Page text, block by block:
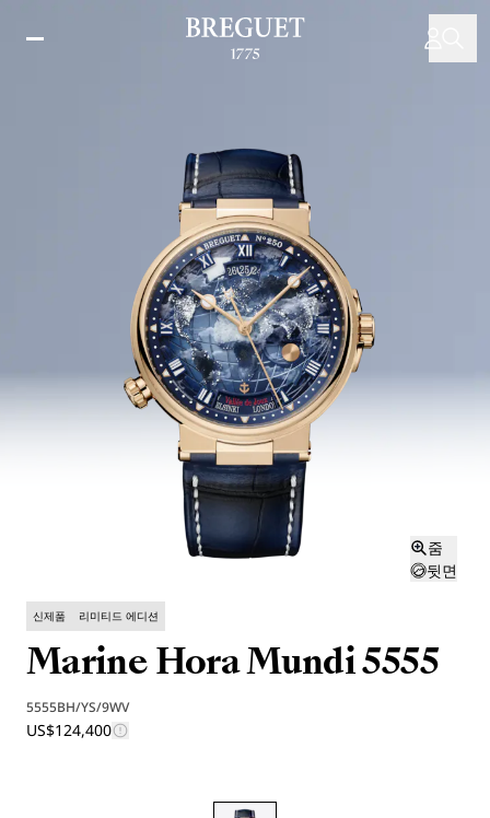
줌
뒷면
신제품 리미티드 에디션
Marine Hora Mundi 5555
5555BH/YS/9WV
US$124,400